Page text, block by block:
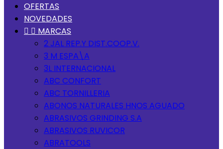
OFERTAS
NOVEDADES
  MARCAS
2 JAL REP.Y DIST.COOP.V.
3 M ESPA\A
3L INTERNACIONAL
ABC CONFORT
ABC TORNILLERIA
ABONOS NATURALES HNOS AGUADO
ABRASIVOS GRINDING S.A
ABRASIVOS RUVICOR
ABRATOOLS